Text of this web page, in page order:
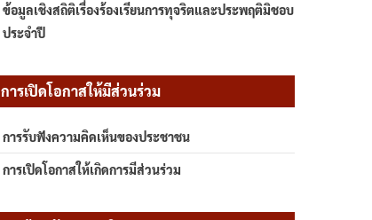
ข้อมูลเชิงสถิติเรื่องร้องเรียนการทุจริตและประพฤติมิชอบ
ประจำปี
การเปิดโอกาสให้มีส่วนร่วม
การรับฟังความคิดเห็นของประชาชน
การเปิดโอกาสให้เกิดการมีส่วนร่วม